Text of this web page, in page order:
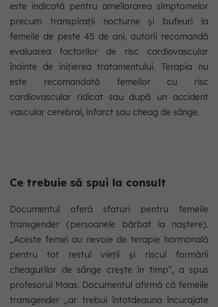
este indicată pentru ameliorarea simptomelor
precum transpirații nocturne și bufeuri la
femeile de peste 45 de ani, autorii recomandă
evaluarea factorilor de risc cardiovascular
înainte de inițierea tratamentului. Terapia nu
este recomandată femeilor cu risc
cardiovascular ridicat sau după un accident
vascular cerebral, infarct sau cheag de sânge.
Ce trebuie să spui la consult
Documentul oferă sfaturi pentru femeile
transgender (persoanele bărbat la naștere).
„Aceste femei au nevoie de terapie hormonală
pentru tot restul vieții și riscul formării
cheagurilor de sânge crește în timp”, a spus
profesorul Maas. Documentul afirmă că femeile
transgender „ar trebui întotdeauna încurajate